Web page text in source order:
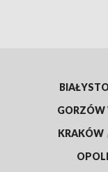
GORZÓW
KRAKÓW